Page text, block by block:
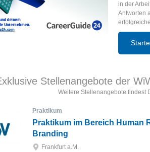
in der
Antworten
Stellenangebote der
Weitere Stellenangebote findest
Praktikum
Praktikum im Bereich Human
Branding
Frankfurt a.M.